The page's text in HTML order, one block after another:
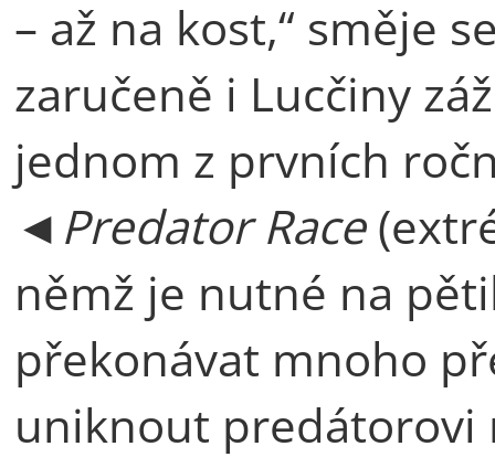
– až na kost,“ směje
zaručeně i Lucčiny
jednom z prvních
◄ Predator Race
němž je nutné na
překonávat mnoho
uniknout predátorovi